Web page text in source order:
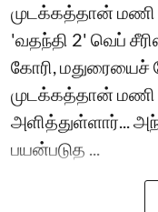
முடக்கத்தான் மணி
'வதந்தி 2' வெப்
கோரி, மதுரையைச்
முடக்கத்தான் மணி
அளித்துள்ளார்...
பயன்படுத ...